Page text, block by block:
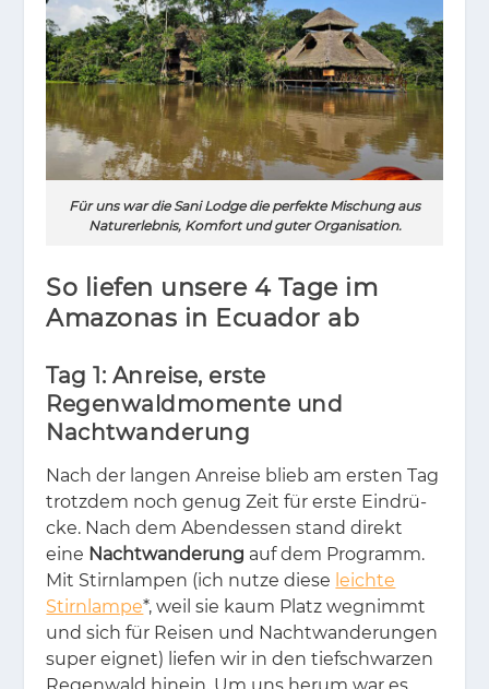
Für uns war die Sani Lodge die perfekte Mischung aus
Naturerlebnis, Komfort und guter Organisation.
So liefen unsere 4 Tage im
Amazonas in Ecuador ab
Tag 1: Anreise, erste
Regenwaldmomente und
Nachtwanderung
Nach der lan­gen An­rei­se blieb am ers­ten Tag
trotz­dem noch ge­nug Zeit für ers­te Ein­drü­
cke. Nach dem Abend­es­sen stand di­rekt
eine Nachtwanderung auf dem Pro­gramm.
Mit Stirn­lam­pen (ich nut­ze die­se leichte
Stirnlampe*, weil sie kaum Platz weg­nimmt
und sich für Rei­sen und Nacht­wan­de­run­gen
su­per eig­net) lie­fen wir in den tief­schwar­zen
Re­gen­wald hin­ein. Um uns her­um war es